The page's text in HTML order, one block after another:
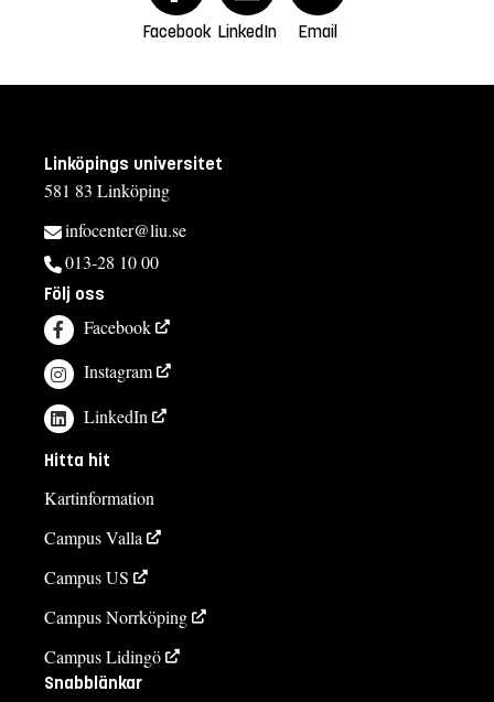
Facebook LinkedIn Email
Linköpings universitet
581 83 Linköping
infocenter@liu.se
013-28 10 00
Följ oss
Facebook
Instagram
LinkedIn
Hitta hit
Kartinformation
Campus Valla
Campus US
Campus Norrköping
Campus Lidingö
Snabblänkar